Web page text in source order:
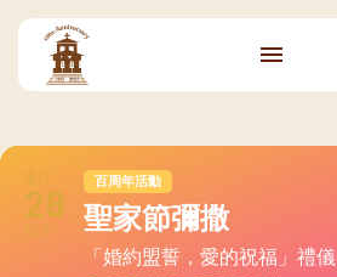
28
12月
百周年活動
聖家節彌撒
「婚約盟誓，愛的祝福」禮儀